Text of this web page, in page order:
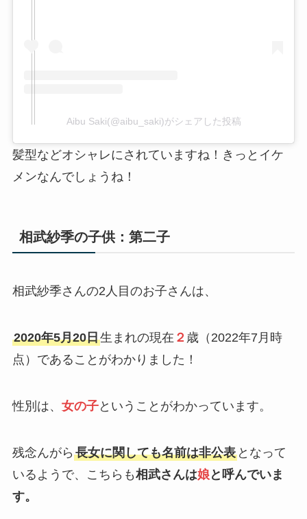
Aibu Saki(@aibu_saki)がシェアした投稿
髪型などオシャレにされていますね！きっとイケ
メンなんでしょうね！
相武紗季の子供：第二子
相武紗季さんの2人目のお子さんは、
2020年5月20日生まれの現在 ２ 歳（2022年7月時
点）であることがわかりました！
性別は、 女の子ということがわかっています。
残念んがら 長女に関しても名前は非公表となって
いるようで、こちらも相武さんは娘と呼んでいま
す。